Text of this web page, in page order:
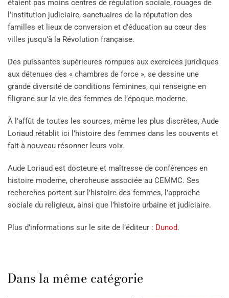
étaient pas moins centres de régulation sociale, rouages de
l’institution judiciaire, sanctuaires de la réputation des
familles et lieux de conversion et d’éducation au cœur des
villes jusqu’à la Révolution française.
Des puissantes supérieures rompues aux exercices juridiques
aux détenues des « chambres de force », se dessine une
grande diversité de conditions féminines, qui renseigne en
filigrane sur la vie des femmes de l’époque moderne.
À l’affût de toutes les sources, même les plus discrètes, Aude
Loriaud rétablit ici l’histoire des femmes dans les couvents et
fait à nouveau résonner leurs voix.
Aude Loriaud est docteure et maîtresse de conférences en
histoire moderne, chercheuse associée au CEMMC. Ses
recherches portent sur l’histoire des femmes, l’approche
sociale du religieux, ainsi que l’histoire urbaine et judiciaire.
Plus d’informations sur le site de l’éditeur : Dunod.
Dans la même catégorie